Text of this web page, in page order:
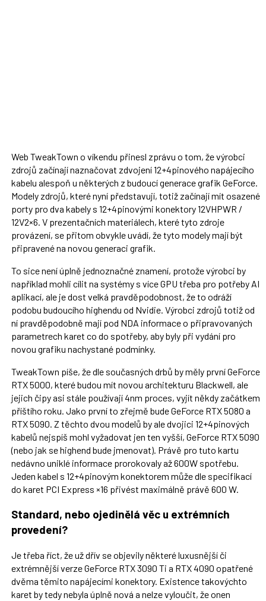
Web TweakTown o víkendu přinesl zprávu o tom, že výrobci
zdrojů začínají naznačovat zdvojení 12+4pinového napájecího
kabelu alespoň u některých z budoucí generace grafik GeForce.
Modely zdrojů, které nyní představují, totiž začínají mít osazené
porty pro dva kabely s 12+4pinovými konektory 12VHPWR /
12V2×6. V prezentačních materiálech, které tyto zdroje
provázení, se přitom obvykle uvádí, že tyto modely mají být
připravené na novou generaci grafik.
To sice není úplně jednoznačné znamení, protože výrobci by
například mohli cílit na systémy s více GPU třeba pro potřeby AI
aplikací, ale je dost velká pravděpodobnost, že to odráží
podobu budoucího highendu od Nvidie. Výrobci zdrojů totiž od
ní pravděpodobně mají pod NDA informace o připravovaných
parametrech karet co do spotřeby, aby byly při vydání pro
novou grafiku nachystané podmínky.
TweakTown píše, že dle současných drbů by měly první GeForce
RTX 5000, které budou mít novou architekturu Blackwell, ale
jejich čipy asi stále používají 4nm proces, vyjít někdy začátkem
příštího roku. Jako první to zřejmě bude GeForce RTX 5080 a
RTX 5090. Z těchto dvou modelů by ale dvojici 12+4pinových
kabelů nejspíš mohl vyžadovat jen ten vyšší, GeForce RTX 5090
(nebo jak se highend bude jmenovat). Právě pro tuto kartu
nedávno uniklé informace prorokovaly až 600W spotřebu.
Jeden kabel s 12+4pinovým konektorem může dle specifikací
do karet PCI Express ×16 přivést maximálně právě 600 W.
Standard, nebo ojedinělá věc u extrémních
provedení?
Je třeba říct, že už dřív se objevily některé luxusnější či
extrémnější verze GeForce RTX 3090 Ti a RTX 4090 opatřené
dvěma těmito napájecími konektory. Existence takovýchto
karet by tedy nebyla úplně nová a nelze vyloučit, že onen